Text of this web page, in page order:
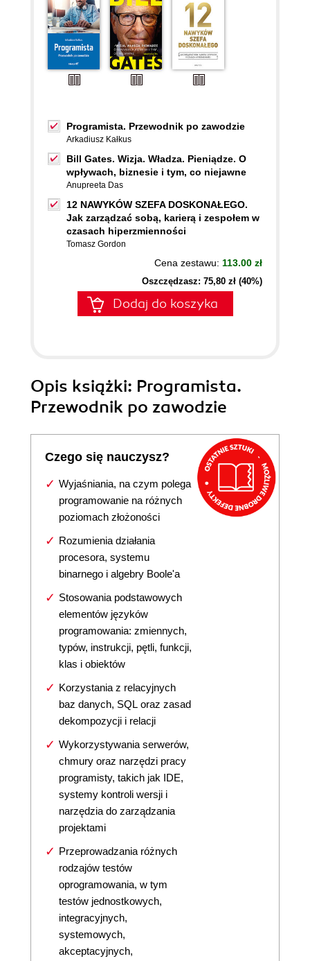
Programista. Przewodnik po zawodzie
Arkadiusz Kałkus
Bill Gates. Wizja. Władza. Pieniądze. O
wpływach, biznesie i tym, co niejawne
Anupreeta Das
12 NAWYKÓW SZEFA DOSKONAŁEGO.
Jak zarządzać sobą, karierą i zespołem w
czasach hiperzmienności
Tomasz Gordon
Cena zestawu: 113.00 zł
Oszczędzasz: 75,80 zł (40%)
Dodaj do koszyka
Opis książki: Programista.
Przewodnik po zawodzie
Czego się nauczysz?
Wyjaśniania, na czym polega
programowanie na różnych
poziomach złożoności
Rozumienia działania
procesora, systemu
binarnego i algebry Boole'a
Stosowania podstawowych
elementów języków
programowania: zmiennych,
typów, instrukcji, pętli, funkcji,
klas i obiektów
Korzystania z relacyjnych
baz danych, SQL oraz zasad
dekompozycji i relacji
Wykorzystywania serwerów,
chmury oraz narzędzi pracy
programisty, takich jak IDE,
systemy kontroli wersji i
narzędzia do zarządzania
projektami
Przeprowadzania różnych
rodzajów testów
oprogramowania, w tym
testów jednostkowych,
integracyjnych,
systemowych,
akceptacyjnych,